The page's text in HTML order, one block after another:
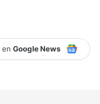
en Google News